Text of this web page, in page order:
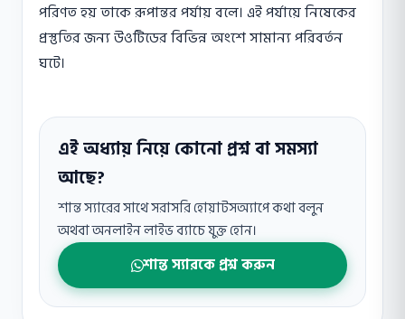
পরিণত হয় তাকে রূপান্তর পর্যায় বলে। এই পর্যায়ে নিষেকের
প্রস্তুতির জন্য উওটিডের বিভিন্ন অংশে সামান্য পরিবর্তন
ঘটে।
এই অধ্যায় নিয়ে কোনো প্রশ্ন বা সমস্যা
আছে?
শান্ত স্যারের সাথে সরাসরি হোয়াটসঅ্যাপে কথা বলুন
অথবা অনলাইন লাইভ ব্যাচে যুক্ত হোন।
শান্ত স্যারকে প্রশ্ন করুন